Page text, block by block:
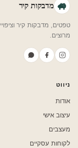
מדבקות קיר
מרוצים.
ניווט
אודות
עיצוב אישי
מעצבים
לקוחות עסקיים